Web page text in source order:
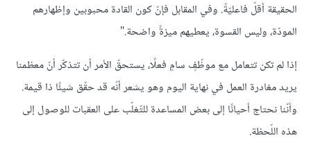
الحقيقة أقلّ فاعليّةً. وفي المقابل فإنّ كون القادة محبوبين وإظهارهم
المودّة، وليس القسوة، يعطيهم ميزةً واضحة."
إذا لم تكن تتعامل مع موظّفٍ سامٍ فعلًا، يستحقّ الأمر أن تتذكّر أنّ معظمنا
يريد مغادرة العمل في نهاية اليوم وهو يشعر أنّه قد حقّق شيئًا ذا قيمة.
وأنّنا نحتاج أحيانًا إلى بعض المساعدة للتّغلّب على العقبات للوصول إلى
هذه اللّحظة.